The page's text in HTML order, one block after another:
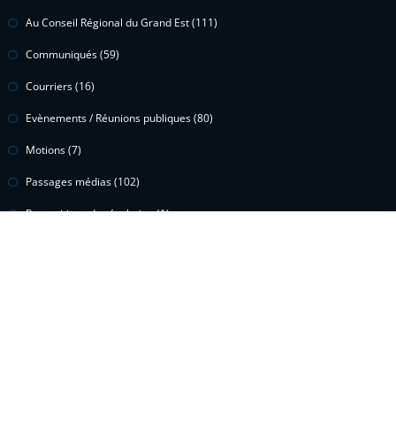
Au Conseil Régional du Grand Est(111)
Communiqués(59)
Courriers(16)
Evènements / Réunions publiques(80)
Motions(7)
Passages médias(102)
Propositions de résolution(1)